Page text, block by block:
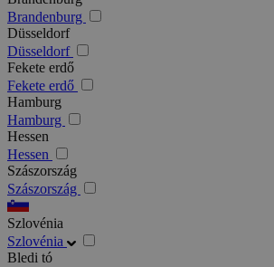
Brandenburg
Düsseldorf
Düsseldorf
Fekete erdő
Fekete erdő
Hamburg
Hamburg
Hessen
Hessen
Szászország
Szászország
Szlovénia
Szlovénia
Bledi tó